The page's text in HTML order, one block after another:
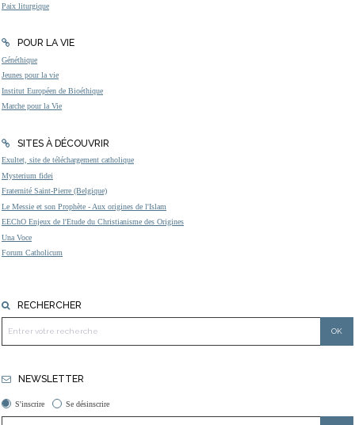
Paix liturgique
POUR LA VIE
Généthique
Jeunes pour la vie
Institut Européen de Bioéthique
Marche pour la Vie
SITES À DÉCOUVRIR
Exultet, site de téléchargement catholique
Mysterium fidei
Fraternité Saint-Pierre (Belgique)
Le Messie et son Prophète - Aux origines de l'Islam
EEChO Enjeux de l'Etude du Christianisme des Origines
Una Voce
Forum Catholicum
RECHERCHER
NEWSLETTER
S'inscrire Se désinscrire